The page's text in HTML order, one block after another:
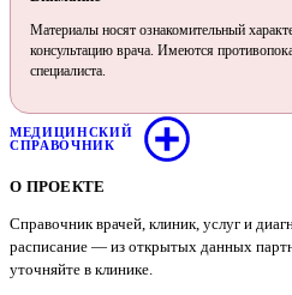
Материалы носят ознакомительный
консультацию врача. Имеются
специалиста.
МЕДИЦИНСКИЙ
СПРАВОЧНИК
О ПРОЕКТЕ
Справочник врачей, клиник, услуг и
расписание — из открытых данных
уточняйте в клинике.